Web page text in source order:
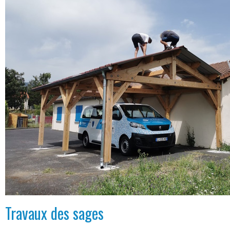
Travaux des sages